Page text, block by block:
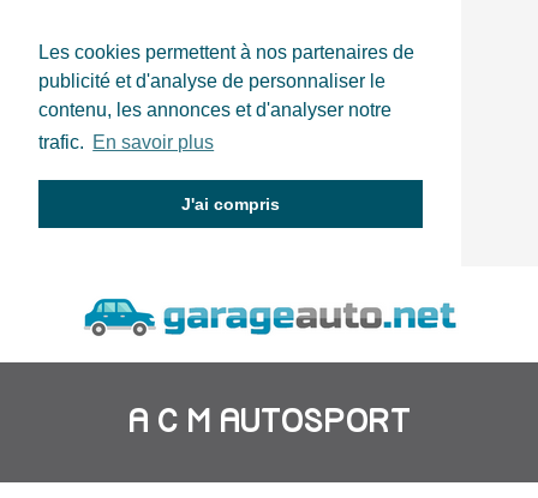
Les cookies permettent à nos partenaires de
publicité et d'analyse de personnaliser le
contenu, les annonces et d'analyser notre
trafic. En savoir plus
J'ai compris
A C M AUTOSPORT